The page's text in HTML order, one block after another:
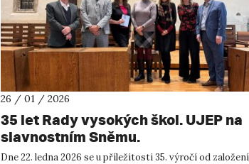
26 / 01 / 2026
35 let Rady vysokých škol. UJEP na
slavnostním Sněmu.
Dne 22. ledna 2026 se u příležitosti 35. výročí od